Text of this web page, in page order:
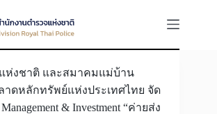
ห่งชาติ และสมาคมแม่บ้าน
าดหลักทรัพย์แห่งประเทศไทย จัด
& Investment “ค่ายส่ง